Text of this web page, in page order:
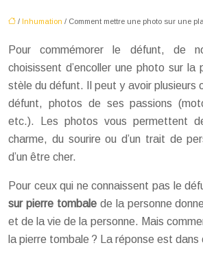
/ Inhumation / Comment mettre une photo sur une
Pour commémorer le défunt, de
choisissent d’encoller une photo sur la
stèle du défunt. Il peut y avoir plusieurs
défunt, photos de ses passions
etc.). Les photos vous permettent
charme, du sourire ou d’un trait de
d’un être cher.
Pour ceux qui ne connaissent pas le
sur pierre tombalede la personne
et de la vie de la personne. Mais
la pierre tombale ? La réponse est dans